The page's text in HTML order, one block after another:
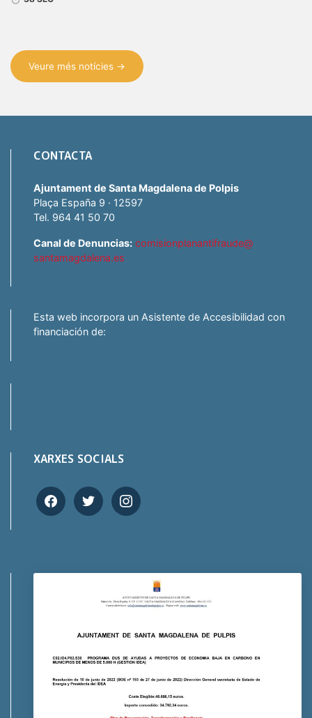
Veure més notícies →
CONTACTA
Ajuntament de Santa Magdalena de Polpis
Plaça España 9 · 12597
Tel. 964 41 50 70
Canal de Denuncias: comisionplanantifraude@
santamagdalena.es
Esta web incorpora un Asistente de Accesibilidad con
financiación de:
XARXES SOCIALS
facebooktwitter instagram